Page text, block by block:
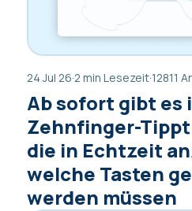
24 Jul 26·2 min Lesezeit·12811
Ab sofort gibt es
Zehnfinger-
die in Echtzeit
welche Tasten
werden müssen